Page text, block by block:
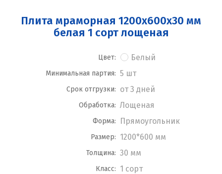
Плита мраморная 1200x600x30 мм
белая 1 сорт лощеная
Цвет: Белый
Минимальная партия: 5 шт
Срок отгрузки: от 3 дней
Обработка: Лощеная
Форма: Прямоугольник
Размер: 1200*600 мм
Толщина: 30 мм
Класс: 1 сорт